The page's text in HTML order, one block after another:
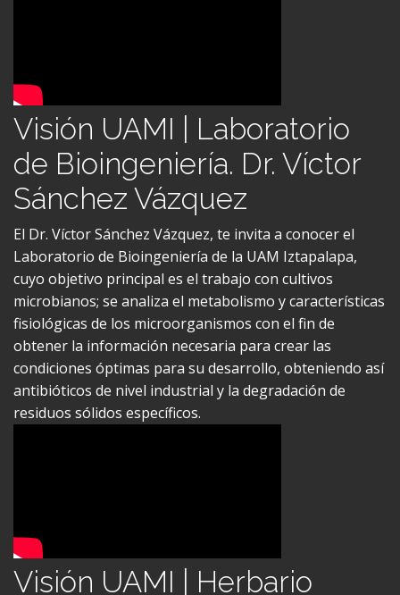
Visión UAMI | Laboratorio
de Bioingeniería. Dr. Víctor
Sánchez Vázquez
El Dr. Víctor Sánchez Vázquez, te invita a conocer el
Laboratorio de Bioingeniería de la UAM Iztapalapa,
cuyo objetivo principal es el trabajo con cultivos
microbianos; se analiza el metabolismo y características
fisiológicas de los microorganismos con el fin de
obtener la información necesaria para crear las
condiciones óptimas para su desarrollo, obteniendo así
antibióticos de nivel industrial y la degradación de
residuos sólidos específicos.
Visión UAMI | Herbario